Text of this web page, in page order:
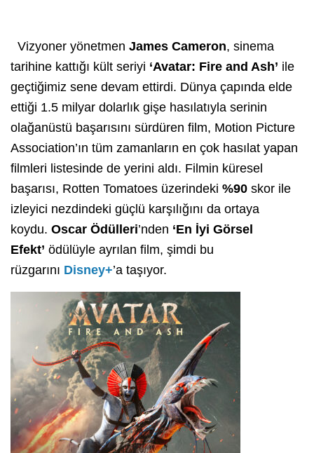
Vizyoner yönetmen James Cameron, sinema
tarihine kattığı kült seriyi ‘Avatar: Fire and Ash’ ile
geçtiğimiz sene devam ettirdi. Dünya çapında elde
ettiği 1.5 milyar dolarlık gişe hasılatıyla serinin
olağanüstü başarısını sürdüren film, Motion Picture
Association’ın tüm zamanların en çok hasılat yapan
filmleri listesinde de yerini aldı. Filmin küresel
başarısı, Rotten Tomatoes üzerindeki %90 skor ile
izleyici nezdindeki güçlü karşılığını da ortaya
koydu. Oscar Ödülleri’nden ‘En İyi Görsel
Efekt’ ödülüyle ayrılan film, şimdi bu
rüzgarını Disney+’a taşıyor.